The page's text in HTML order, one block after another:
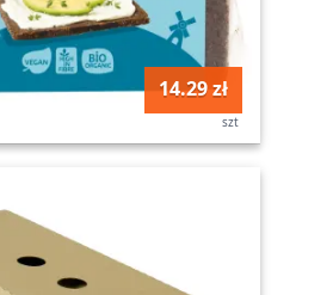
14.29 zł
szt